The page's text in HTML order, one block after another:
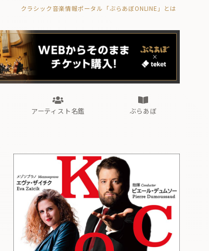
クラシック音楽情報ポータル「ぶらあぼONLINE」とは
ぶらあぼブラス！
フォルテピアノ・オデッセイ
アーティスト名鑑 ぶらあぼ
ぶらあぼブラス！
フォルテピアノ・オデッセイ